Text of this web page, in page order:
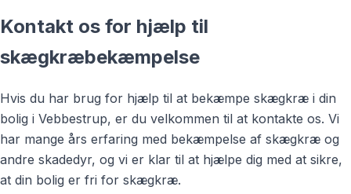
Kontakt os for hjælp til
skægkræbekæmpelse
Hvis du har brug for hjælp til at bekæmpe skægkræ i din
bolig i Vebbestrup, er du velkommen til at kontakte os. Vi
har mange års erfaring med bekæmpelse af skægkræ og
andre skadedyr, og vi er klar til at hjælpe dig med at sikre,
at din bolig er fri for skægkræ.